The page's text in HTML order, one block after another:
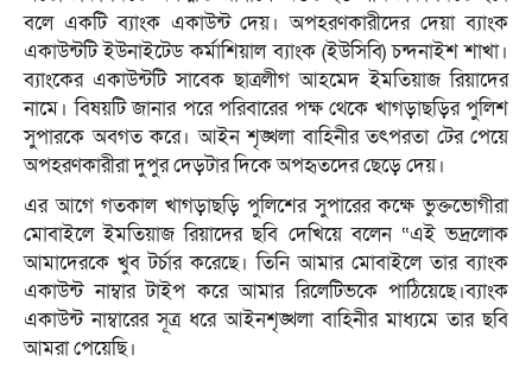
বলে একটি ব্যাংক একাউন্ট দেয়। অপহরণকারীদের দেয়া ব্যাংক
একাউন্টটি ইউনাইটেড কর্মাশিয়াল ব্যাংক (ইউসিবি) চন্দনাইশ শাখা।
ব্যাংকের একাউন্টটি সাবেক ছাত্রলীগ আহমেদ ইমতিয়াজ রিয়াদের
নামে। বিষয়টি জানার পরে পরিবারের পক্ষ থেকে খাগড়াছড়ির পুলিশ
সুপারকে অবগত করে। আইন শৃঙ্খলা বাহিনীর তৎপরতা টের পেয়ে
অপহরণকারীরা দুপুর দেড়টার দিকে অপহৃতদের ছেড়ে দেয়।
এর আগে গতকাল খাগড়াছড়ি পুলিশের সুপারের কক্ষে ভুক্তভোগীরা
মোবাইলে ইমতিয়াজ রিয়াদের ছবি দেখিয়ে বলেন “এই ভদ্রলোক
আমাদেরকে খুব টর্চার করেছে। তিনি আমার মোবাইলে তার ব্যাংক
একাউন্ট নাম্বার টাইপ করে আমার রিলেটিভকে পাঠিয়েছে।ব্যাংক
একাউন্ট নাম্বারের সূত্র ধরে আইনশৃঙ্খলা বাহিনীর মাধ্যমে তার ছবি
আমরা পেয়েছি।